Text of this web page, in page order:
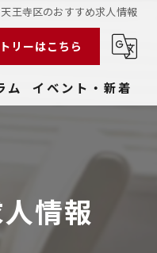
王寺区のおすすめ求人情報
リーはこちら
ム イベント・新着
情報